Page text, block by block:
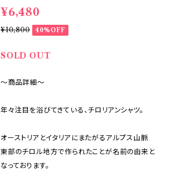
¥6,480
¥10,800 40%OFF
SOLD OUT
～商品詳細～
年々注目を浴びてきている、チロリアンシャツ。
オーストリアとイタリアにまたがるアルプス山脈
東部のチロル地方で作られたことが名前の由来と
なっております。